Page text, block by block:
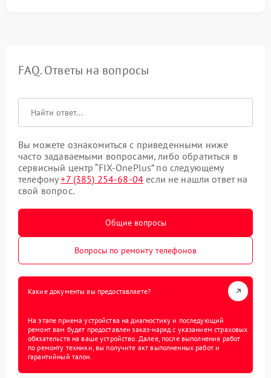
FAQ. Ответы на вопросы
Вы можете ознакомиться с приведенными ниже
часто задаваемыми вопросами, либо обратиться в
сервисный центр “FIX-OnePlus” по следующему
телефону+7 (385) 254-68-04 если не нашли ответ на
свой вопрос.
Общие вопросы
Вопросы по ремонту телефонов
Какие документы вы предоставляете?
На этапе приема устройства на диагностику и последующий
ремонт вам будет предоставлен заказ-наряд с указанием страховых
обязательств на ваше устройство. Далее, после выполнения работ
по ремонту техники, вы получите акт выполненных работ и
гарантийный талон.